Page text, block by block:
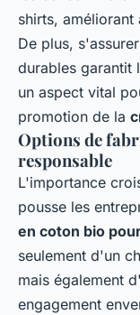
shirts,
De plus,
durables garantit
un aspect vital
promotion de la
Options de
responsable
L'importance
pousse les
en coton bio
seulement d'un
mais également
engagement